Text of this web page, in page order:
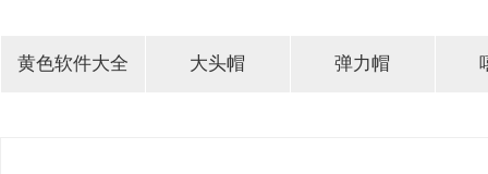
黄色软件大全 大头帽 弹力帽